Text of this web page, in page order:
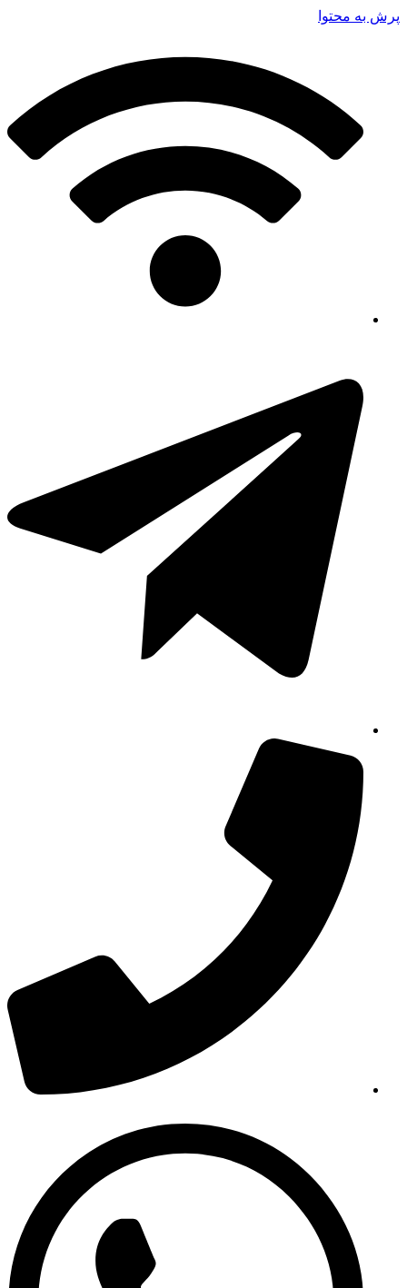
پرش به محتوا